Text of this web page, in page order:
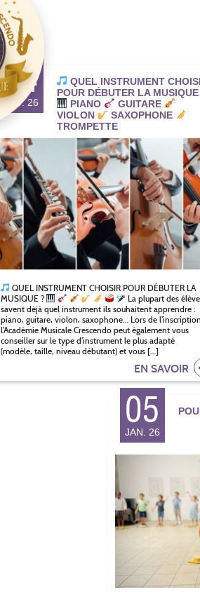
24
FÉV. 26
QUEL INSTRUMENT
POUR DÉBUTER LA
PIANO
GUITARE
VIOLON
SAXOPHONE
TROMPETTE
QUEL INSTRUMENT CHOISIR POUR DÉBUTER LA
MUSIQUE ?
La plupart des
savent déjà quel instrument ils souhaitent apprendre :
piano, guitare, violon, saxophone… Lors de
l’Académie Musicale Crescendo peut également vous
conseiller sur le type d’instrument le plus adapté
(modèle, taille, niveau débutant) et vous […]
EN SAVOIR
05
JAN. 26